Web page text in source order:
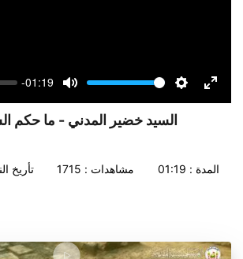
-01:19
Volume
السيد خضير المدني - ما حكم
تأريخ النشر : مشاهدات : 1715 المدة : 01:19